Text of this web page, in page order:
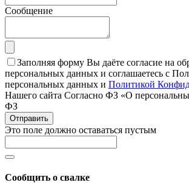
Сообщение
Заполняя форму Вы даёте согласие на
персональных данных и соглашаетесь с
персональных данных и Политикой
Нашего сайта Согласно ФЗ «О
ФЗ
Отправить
Это поле должно оставаться пустым
Сообщить о свалке